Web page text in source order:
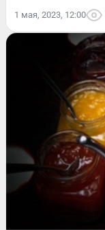
1 мая, 2023, 12:00